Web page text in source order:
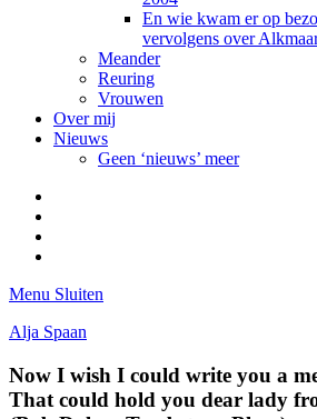
En wie kwam er op
vervolgens over
Meander
Reuring
Vrouwen
Over mij
Nieuws
Geen ‘nieuws’ meer
Menu Sluiten
Alja Spaan
Now I wish I could write you a
That could hold you dear lady